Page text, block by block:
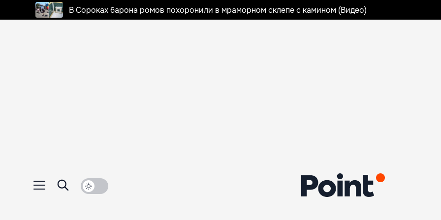
В Сороках барона ромов похоронили в мраморном склепе с камином (Видео)